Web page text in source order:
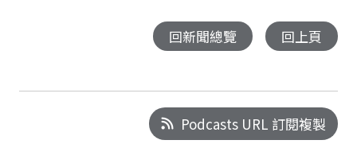
回新聞總覽 回上頁
Podcasts URL 訂閱複製